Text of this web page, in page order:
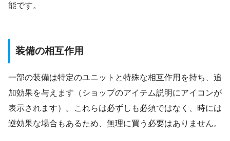
能です。
装備の相互作用
一部の装備は特定のユニットと特殊な相互作用を持ち、追
加効果を与えます（ショップのアイテム説明にアイコンが
表示されます）。これらは必ずしも必須ではなく、時には
逆効果な場合もあるため、無理に買う必要はありません。